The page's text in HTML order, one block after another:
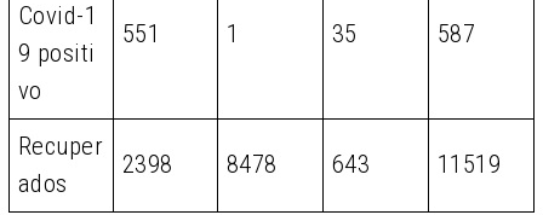
Covid-1
9 positi
vo
551 1 35 587
Recuper
ados
2398 8478 643 11519